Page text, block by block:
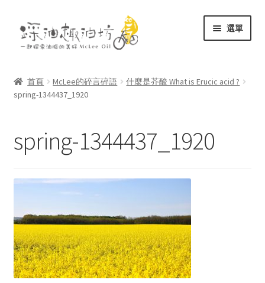
至
導
列
至
主
內
容
選單
開
商店
首頁 McLee的碎言碎語
什麼是芥酸 What is Erucic acid ?
spring-1344437_1920
spring-1344437_1920